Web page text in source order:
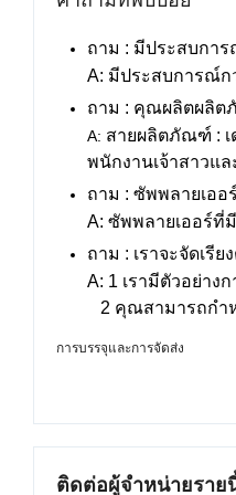
ถาม : มีประสบกา
A: มีประสบการณ์ก
ถาม : คุณผลิตผลิต
A: สายผลิตภัณฑ์ : เ
พนักงานเจ้าสาวแ
ถาม : ซัพพลายเอ
A: ซัพพลายเออร์ที่
ถาม : เราจะจัดเรีย
A: 1 เรามีตัวอย่าง
2 คุณสามารถกำห
การบรรจุและการจัดส่ง
ติดต่อผู้จำหน่ายราย